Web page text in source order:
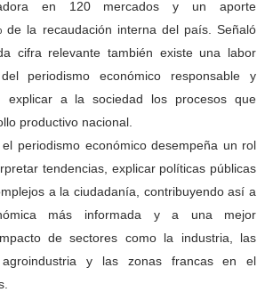
en 120 mercados y un aporte
de la recaudación interna del país. Señaló
cifra relevante también existe una labor
periodismo económico responsable y
explicar a la sociedad los procesos que
productivo nacional.
periodismo económico desempeña un rol
tendencias, explicar políticas públicas
a la ciudadanía, contribuyendo así a
más informada y a una mejor
de sectores como la industria, las
agroindustria y las zonas francas en el